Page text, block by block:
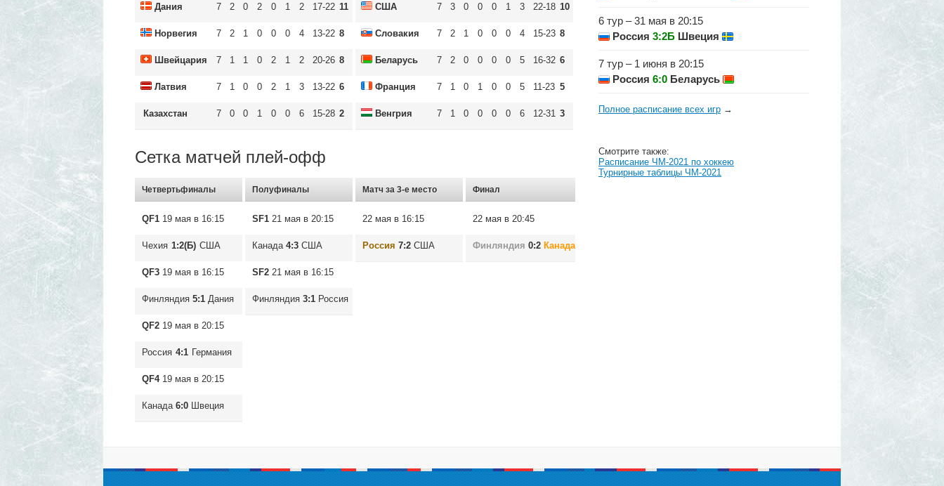
Дания 7 2 0 2 0 1 2 17-22 11
Норвегия 7 2 1 0 0 0 4 13-22 8
Швейцария 7 1 1 0 2 1 2 20-26 8
Латвия 7 1 0 0 2 1 3 13-22 6
Казахстан 7 0 0 1 0 0 6 15-28 2
США 7 3 0 0 0 1 3 22-18 10
Словакия 7 2 1 0 0 0 4 15-23 8
Беларусь 7 2 0 0 0 0 5 16-32 6
Франция 7 1 0 1 0 0 5 11-23 5
Венгрия 7 1 0 0 0 0 6 12-31 3
Сетка матчей плей-офф
Четвертьфиналы
QF1 19 мая в 16:15
Чехия1:2(Б) США
QF3 19 мая в 16:15
Финляндия 5:1 Дания
QF2 19 мая в 20:15
Россия4:1 Германия
QF419 мая в 20:15
Канада 6:0 Швеция
Полуфиналы
SF1 21 мая в 20:15
Канада 4:3 США
SF2 21 мая в 16:15
Финляндия 3:1 Россия
Матч за 3-е место
22 мая в 16:15
Россия 7:2 США
Финал
22 мая в 20:45
Финляндия 0:2 Канада
6 тур – 31 мая в 20:15
Россия 3:2Б Швеция
7 тур – 1 июня в 20:15
Россия 6:0 Беларусь
Полное расписание всех игр →
Смотрите также:
Расписание ЧМ-2021 по хоккею
Турнирные таблицы ЧМ-2021